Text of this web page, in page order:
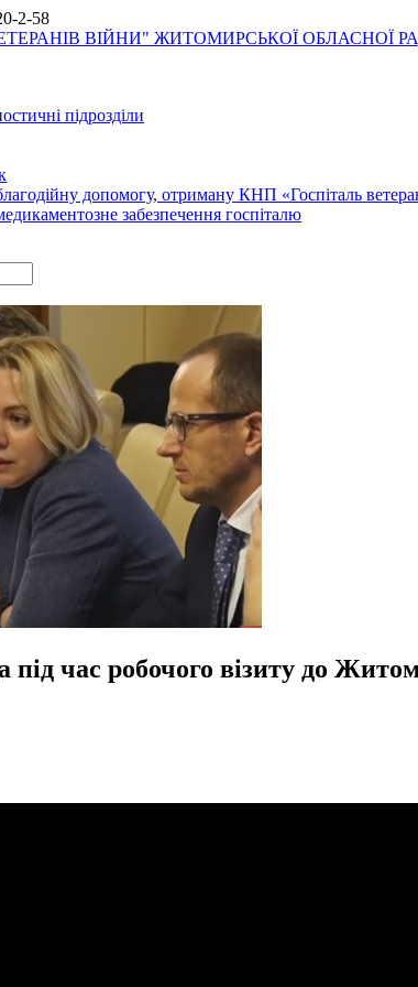
2-58
ВІЙНИ" ЖИТОМИРСЬКОЇ ОБЛАСНОЇ
підрозділи
допомогу, отриману КНП «Госпіталь
забезпечення госпіталю
під час робочого візиту до